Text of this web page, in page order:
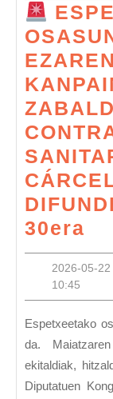
30era
2026-05-22
10:45
Espetxeetako osasun-arreta eza salatzeko kanpaina hasi
da.
ekitaldiak,
Diputatuen